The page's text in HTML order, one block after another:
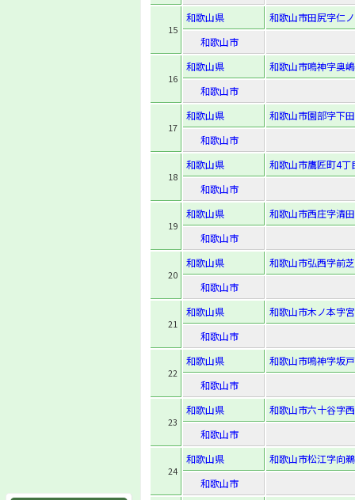
15
和歌山県
和歌山市田尻字仁
和歌山市
16
和歌山県
和歌山市鳴神字奥
和歌山市
17
和歌山県
和歌山市園部字下
和歌山市
18
和歌山県
和歌山市鷹匠町4丁
和歌山市
19
和歌山県
和歌山市西庄字清
和歌山市
20
和歌山県
和歌山市弘西字前
和歌山市
21
和歌山県
和歌山市木ノ本字
和歌山市
22
和歌山県
和歌山市鳴神字坂
和歌山市
23
和歌山県
和歌山市六十谷字
和歌山市
24
和歌山県
和歌山市松江字向
和歌山市